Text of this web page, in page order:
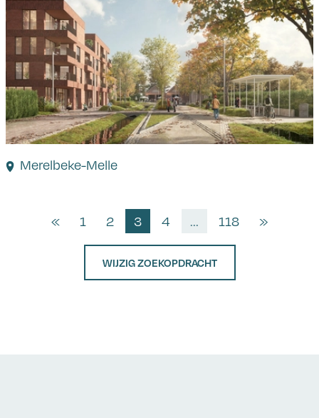
Merelbeke-Melle
« 1 2 3 4 ... 118 »
WIJZIG ZOEKOPDRACHT